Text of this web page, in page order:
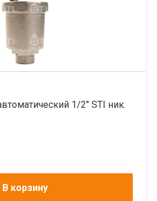
1/2" STI ник.
В корзину